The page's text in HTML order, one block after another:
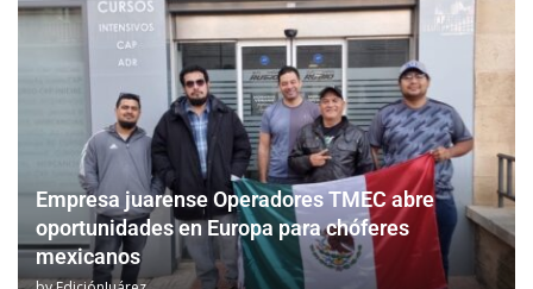
Empresa juarense Operadores TMEC abre
oportunidades en Europa para chóferes
mexicanos